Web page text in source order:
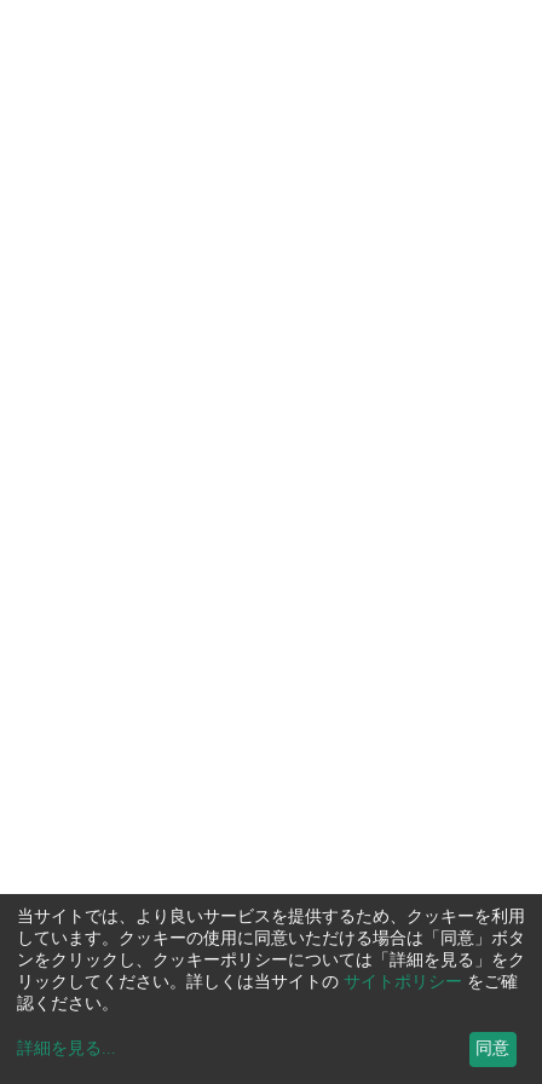
当サイトでは、より良いサービスを提供するため、クッキーを利用
しています。クッキーの使用に同意いただける場合は「同意」ボタ
ンをクリックし、クッキーポリシーについては「詳細を見る」をク
リックしてください。詳しくは当サイトの サイトポリシー をご確
認ください。
詳細を見る ... 同意